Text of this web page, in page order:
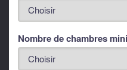
Nombre de chambres